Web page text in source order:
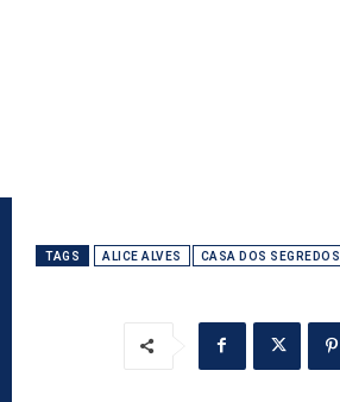
TAGS ALICE ALVES CASA DOS SEGREDOS